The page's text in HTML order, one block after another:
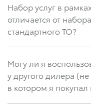
Набор услуг в
отличается от
стандартного ТО?
Могу ли я
у другого дилера
в котором я покупал